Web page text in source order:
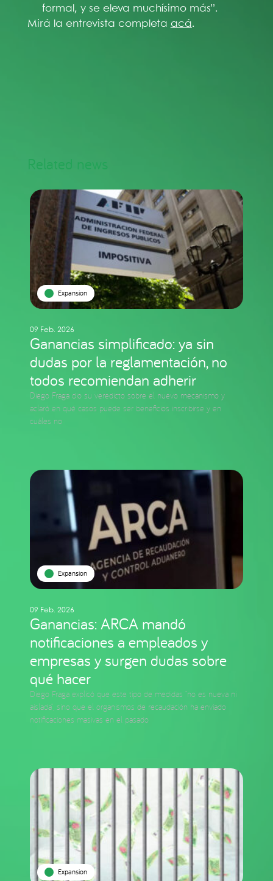
formal, y se eleva muchísimo más”.
Mirá la entrevista completa acá.
Related news
Expansion
09 Feb. 2026
Ganancias simplificado: ya sin
dudas por la reglamentación, no
todos recomiendan adherir
Diego Fraga dio su veredicto sobre el nuevo mecanismo y
aclaró en qué casos puede ser beneficios inscribirse y en
cuáles no
Expansion
09 Feb. 2026
Ganancias: ARCA mandó
notificaciones a empleados y
empresas y surgen dudas sobre
qué hacer
Diego Fraga explicó que este tipo de medidas “no es nueva ni
aislada”, sino que el organismos de recaudación ha enviado
notificaciones masivas en el pasado
Expansion